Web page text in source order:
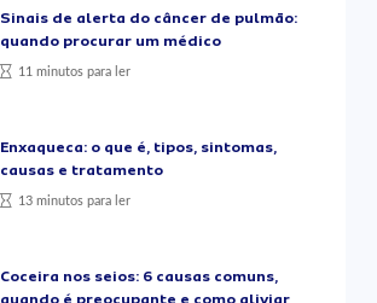
Sinais de alerta do câncer de pulmão:
quando procurar um médico
11 minutos para ler
Enxaqueca: o que é, tipos, sintomas,
causas e tratamento
13 minutos para ler
Coceira nos seios: 6 causas comuns,
quando é preocupante e como aliviar